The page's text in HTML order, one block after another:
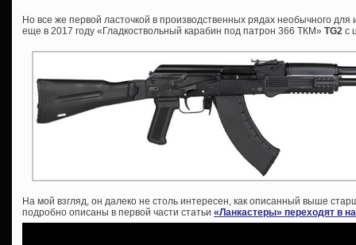
Но все же первой ласточкой в производственных рядах необычного
еще в 2017 году «Гладкоствольный карабин под патрон 366 ТКМ» TG2 с
На мой взгляд, он далеко не столь интересен, как описанный выше
подробно описаны в первой части статьи «Ланкастеры» переходят в